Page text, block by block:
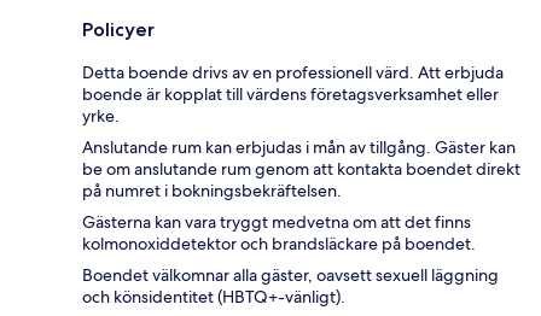
Policyer
Detta boende drivs av en professionell värd. Att erbjuda
boende är kopplat till värdens företagsverksamhet eller
yrke.
Anslutande rum kan erbjudas i mån av tillgång. Gäster kan
be om anslutande rum genom att kontakta boendet direkt
på numret i bokningsbekräftelsen.
Gästerna kan vara tryggt medvetna om att det finns
kolmonoxiddetektor och brandsläckare på boendet.
Boendet välkomnar alla gäster, oavsett sexuell läggning
och könsidentitet (HBTQ+-vänligt).